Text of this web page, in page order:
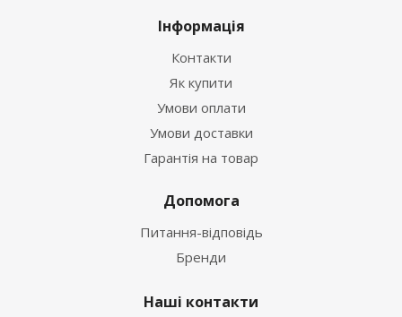
Інформація
Контакти
Як купити
Умови оплати
Умови доставки
Гарантія на товар
Допомога
Питання-відповідь
Бренди
Наші контакти